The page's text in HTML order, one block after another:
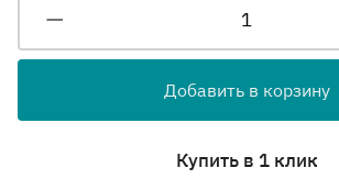
Добавить в корзину
Купить в 1 клик